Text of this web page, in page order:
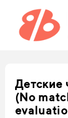
Детские
(No